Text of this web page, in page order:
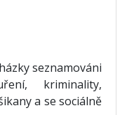
seznamováni
kriminality,
a se sociálně